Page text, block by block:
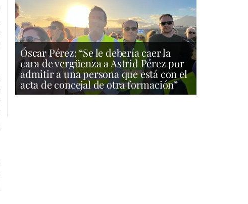
Óscar Pérez: “Se le debería caer la
cara de vergüenza a Astrid Pérez por
admitir a una persona que está con el
acta de concejal de otra formación”